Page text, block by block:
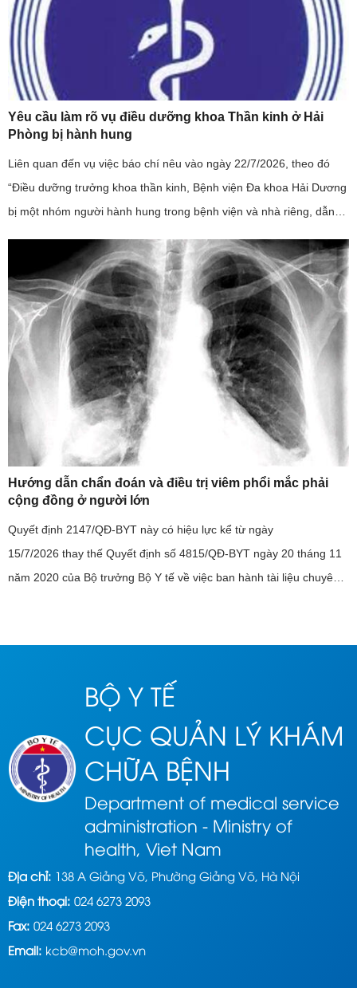
Yêu cầu làm rõ vụ điều dưỡng khoa Thần kinh ở Hải
Phòng bị hành hung
Liên quan đến vụ việc báo chí nêu vào ngày 22/7/2026, theo đó
“Điều dưỡng trưởng khoa thần kinh, Bệnh viện Đa khoa Hải Dương
bị một nhóm người hành hung trong bệnh viện và nhà riêng, dẫn
Hướng dẫn chẩn đoán và điều trị viêm phổi mắc phải
cộng đồng ở người lớn
Quyết định 2147/QĐ-BYT này có hiệu lực kể từ ngày
15/7/2026 thay thế Quyết định số 4815/QĐ-BYT ngày 20 tháng 11
năm 2020 của Bộ trưởng Bộ Y tế về việc ban hành tài liệu chuyên
BỘ Y TẾ
CỤC QUẢN LÝ KHÁM
CHỮA BỆNH
Department of medical service
administration - Ministry of
health, Viet Nam
Địa chỉ: 138 A Giảng Võ, Phường Giảng Võ, Hà Nội
Điện thoại: 024 6273 2093
Fax: 024 6273 2093
Email: kcb@moh.gov.vn